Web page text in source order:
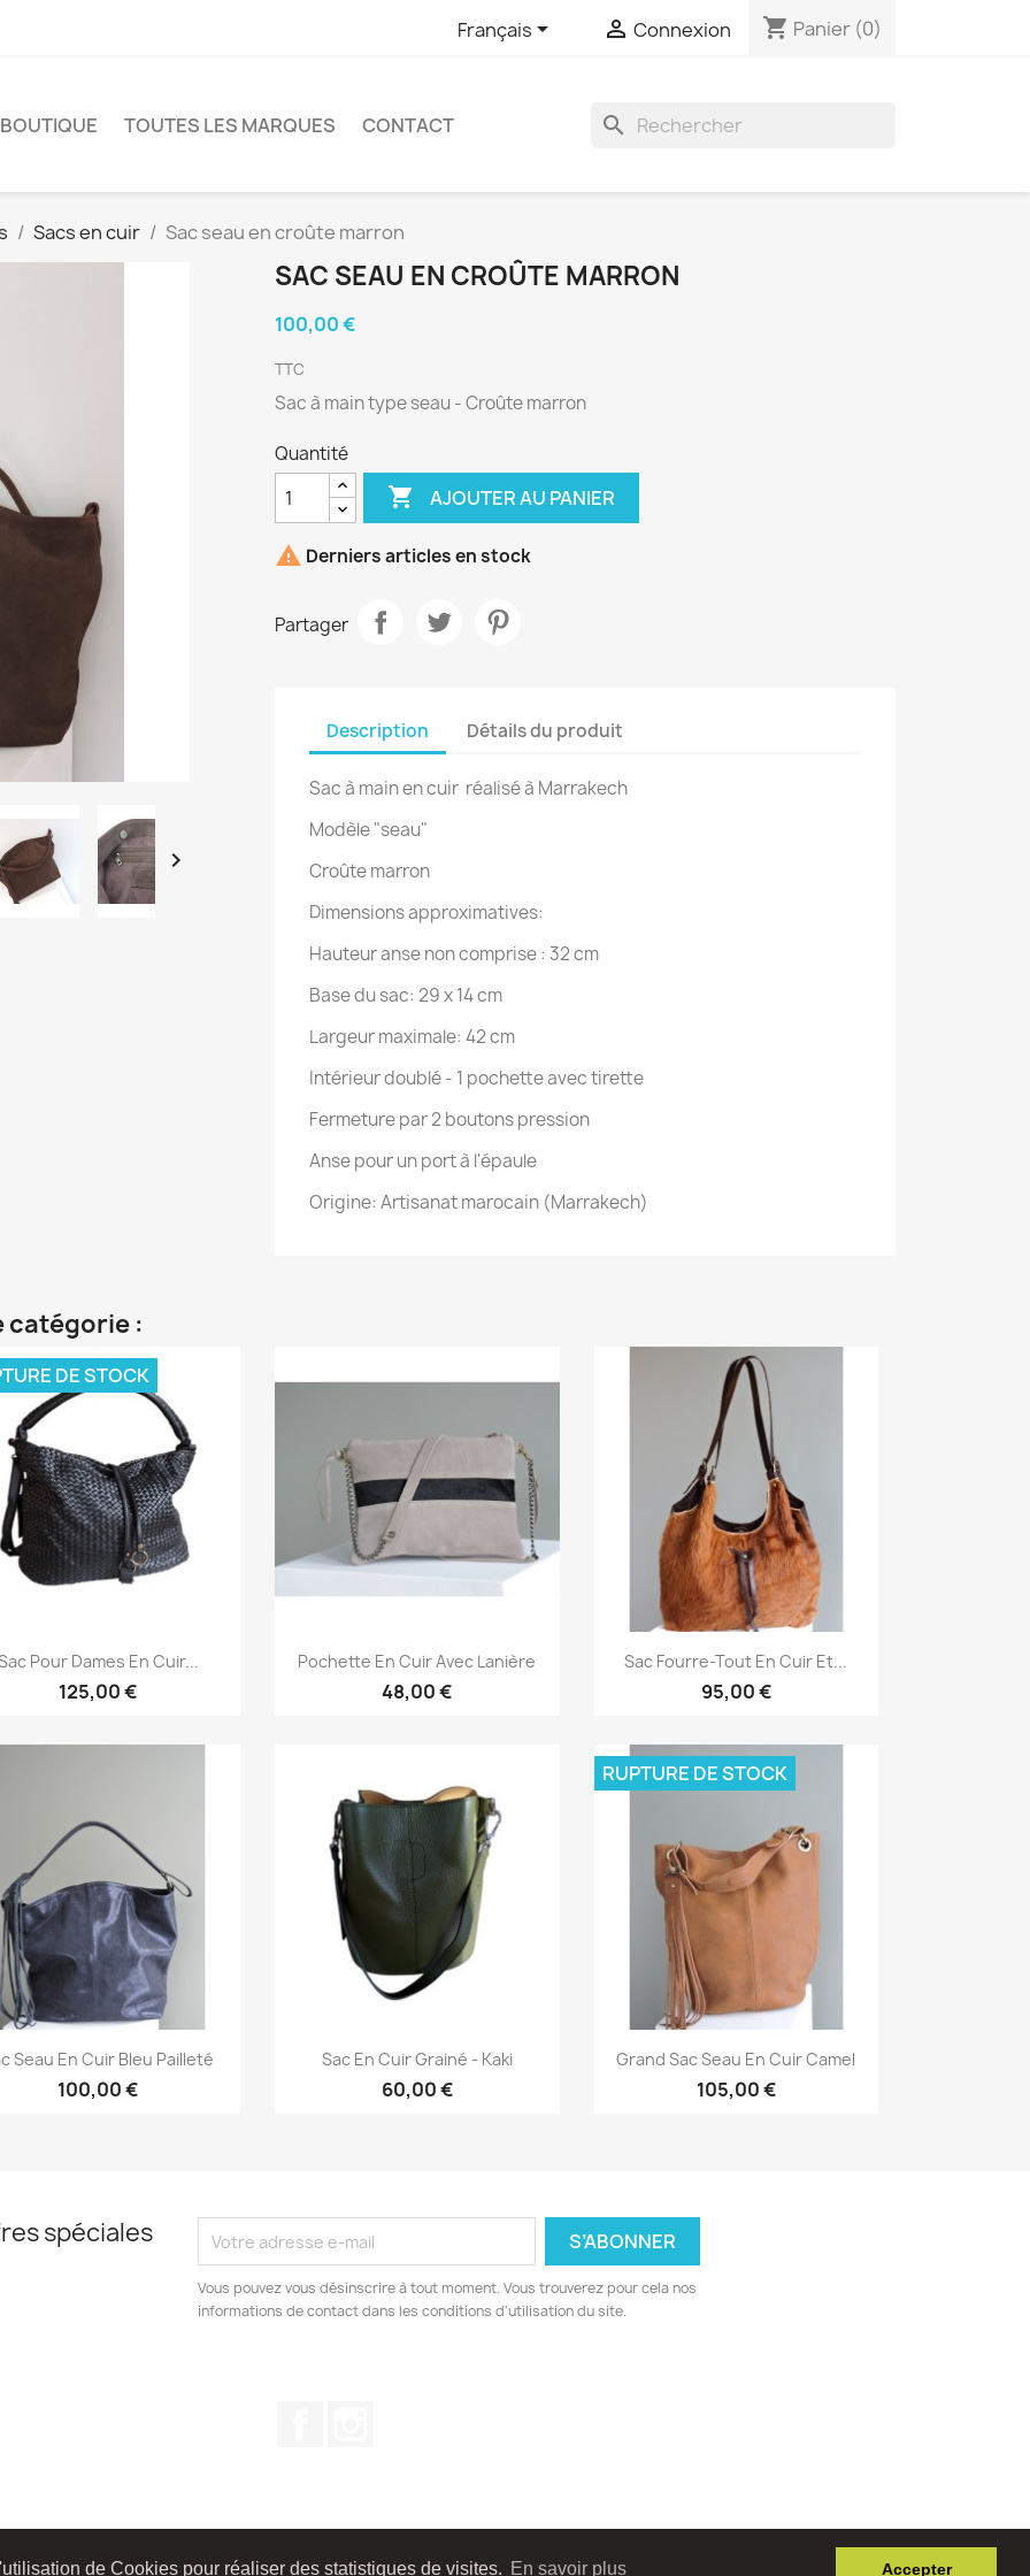
de Cookies pour réaliser des statistiques de visites. En savoir plus Accepter
Français  Connexion shopping_cart Panier (0)
TOUTES LES MARQUES CONTACT 
Sacs en cuir Sac seau en croûte marron

SAC SEAU EN CROÛTE MARRON
100,00 €
TTC
Sac à main type seau - Croûte marron
Quantité
 AJOUTER AU PANIER
 Derniers articles en stock
Partager
Description Détails du produit
Sac à main en cuir réalisé à Marrakech
Modèle "seau"
Croûte marron
Dimensions approximatives:
Hauteur anse non comprise : 32 cm
Base du sac: 29 x 14 cm
Largeur maximale: 42 cm
Intérieur doublé - 1 pochette avec tirette
Fermeture par 2 boutons pression
Anse pour un port à l'épaule
Origine: Artisanat marocain (Marrakech)
catégorie :
Aperçu rapide
Pour Dames En Cuir...
125,00 €
DE STOCK
Aperçu rapide
Pochette En Cuir Avec Lanière
48,00 €
Aperçu rapide
Sac Fourre-Tout En Cuir Et...
95,00 €
Aperçu rapide
Seau En Cuir Bleu Pailleté
100,00 €
Aperçu rapide
Sac En Cuir Grainé - Kaki
60,00 €
Aperçu rapide
Grand Sac Seau En Cuir Camel
105,00 €
RUPTURE DE STOCK
spéciales
Vous pouvez vous désinscrire à tout moment. Vous trouverez pour cela nos
informations de contact dans les conditions d'utilisation du site.